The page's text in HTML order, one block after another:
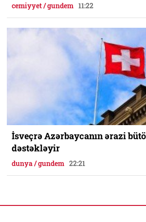
cemiyyet / gundem 11:22
İsveçrə Azərbaycanın ərazi
dəstəkləyir
dunya / gundem 22:21